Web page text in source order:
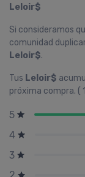
Leloir$
Si consideramos
comunidad
Leloir$.
Tus Leloir$
próxima compra. (
5
4
3